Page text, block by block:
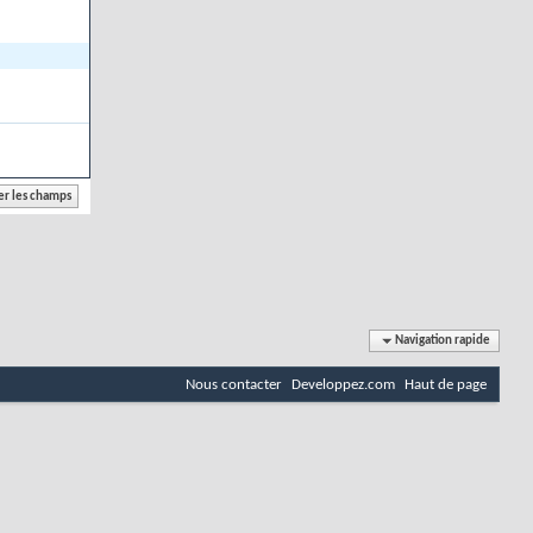
Navigation rapide
Nous contacter Developpez.com Haut de page